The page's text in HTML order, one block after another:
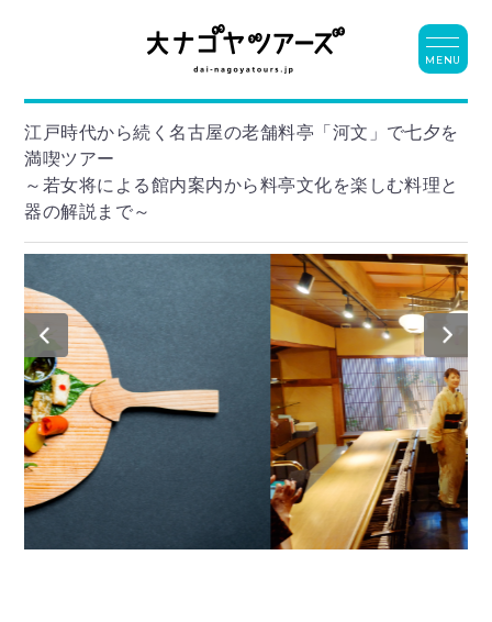
江戸時代から続く名古屋の老舗料亭「河文」で七夕を
満喫ツアー
～若女将による館内案内から料亭文化を楽しむ料理と
器の解説まで～
MENU